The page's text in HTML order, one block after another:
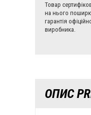
Товар
на нього
гарантія
виробника.
ОПИС